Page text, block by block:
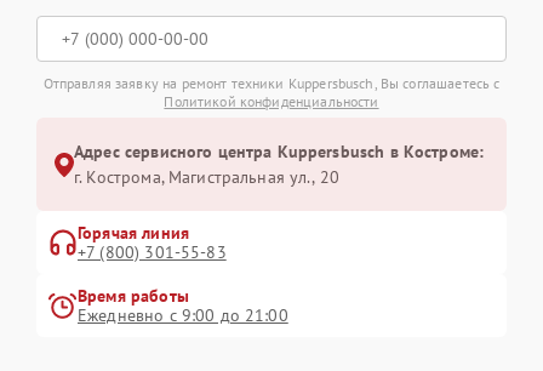
Отправляя заявку на ремонт техники Kuppersbusch, Вы соглашаетесь с
Политикой конфиденциальности
Адрес сервисного центра Kuppersbusch в Костроме:
г. Кострома, Магистральная ул., 20
Горячая линия
+7 (800) 301-55-83
Время работы
Ежедневно с 9:00 до 21:00